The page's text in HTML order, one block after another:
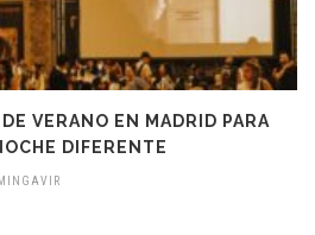
VERANO EN MADRID PARA
DIFERENTE